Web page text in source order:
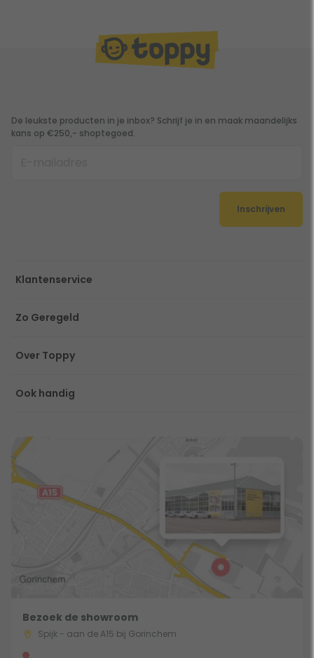
De leukste producten in je inbox? Schrijf je in en maak maandelijks
kans op €250,- shoptegoed.
Inschrijven
Klantenservice
Zo Geregeld
Over Toppy
Ook handig
Bezoek de showroom
Spijk - aan de A15 bij Gorinchem